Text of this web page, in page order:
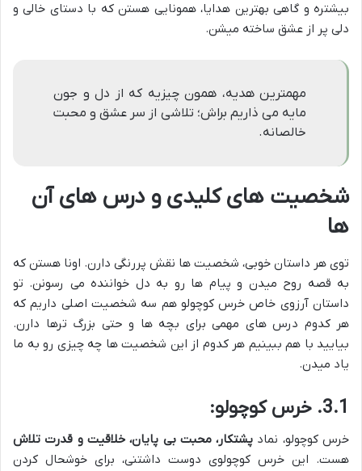
بیشتره و گاهی بهترین هدایا، همونایی هستن که با دستای خالی و
دلی پر از عشق ساخته میشن.
مهمترین هدیه، همون چیزیه که از دل و جون
مایه می ذاریم براش؛ تلاشی از سر عشق و محبت
خالصانه.
شخصیت های کلیدی و درس های آن
ها
توی هر داستان خوبی، شخصیت ها نقش پررنگی دارن. اونا هستن که
به قصه روح میدن و پیام ها رو به دل خواننده می رسونن. تو
داستان آرزوی خاص خرس کوچولو هم سه شخصیت اصلی داریم که
هر کدوم درس های مهمی برای بچه ها و حتی بزرگ ترها دارن.
بیایید با هم ببینیم هر کدوم از این شخصیت ها چه چیزی رو به ما
یاد میدن.
3.1. خرس کوچولو:
خرس کوچولو، نماد پشتکار، محبت بی پایان، خلاقیت و قدرت تلاش
هست. این خرس کوچولوی دوست داشتنی، برای خوشحال کردن